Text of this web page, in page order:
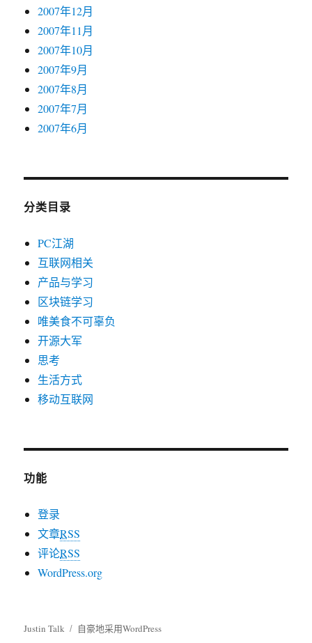
2007年12月
2007年11月
2007年10月
2007年9月
2007年8月
2007年7月
2007年6月
分类目录
PC江湖
互联网相关
产品与学习
区块链学习
唯美食不可辜负
开源大军
思考
生活方式
移动互联网
功能
登录
文章RSS
评论RSS
WordPress.org
Justin Talk 自豪地采用WordPress